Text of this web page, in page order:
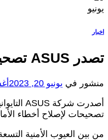
يونيو
اخبار
تصدر ASUS تصحيحات لإصلاح أخطاء الأمان
منشور في يونيو 20, 2023
تصحيحات لإصلاح أخطاء
من بين العيوب الأمنية